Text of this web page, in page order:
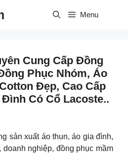
Menu
Cung Cấp Đồng
Phục Nhóm, Áo
Đẹp, Cao Cấp
Có Cổ Lacoste..
sản xuất áo thun, áo gia đình,
doanh nghiệp, đồng phục mầm